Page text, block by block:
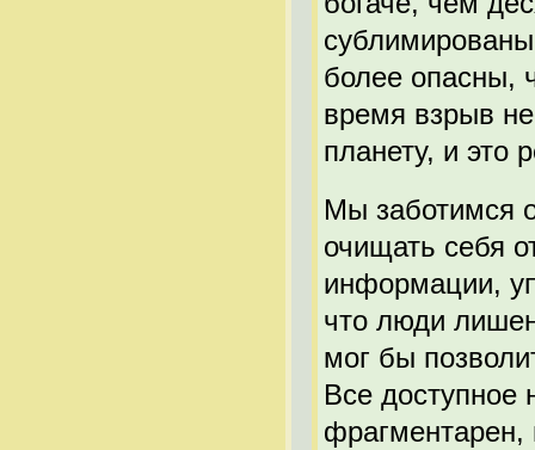
более опасны,
время взрыв
планету, и это
Мы заботимся
очищать себя
информации,
что люди
мог бы
Все
фрагментарен,